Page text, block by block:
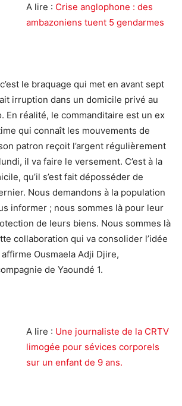
A lire : Crise anglophone : des
ambazoniens tuent 5 gendarmes
le braquage qui met en avant sept
irruption dans un domicile privé au
En réalité, le commanditaire est un ex
qui connaît les mouvements de
patron reçoit l’argent régulièrement
il va faire le versement. C’est à la
qu’il s’est fait déposséder de
Nous demandons à la population
informer ; nous sommes là pour leur
de leurs biens. Nous sommes là
collaboration qui va consolider l’idée
affirme Ousmaela Adji Djire,
de Yaoundé 1.
A lire : Une journaliste de la CRTV
limogée pour sévices corporels
sur un enfant de 9 ans.